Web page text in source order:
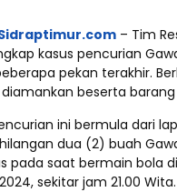
– Tim
kasus pencurian
pekan terakhir.
beserta
ini bermula dari
dua (2) buah
pada saat bermain bola
sekitar jam 21.00 Wita.